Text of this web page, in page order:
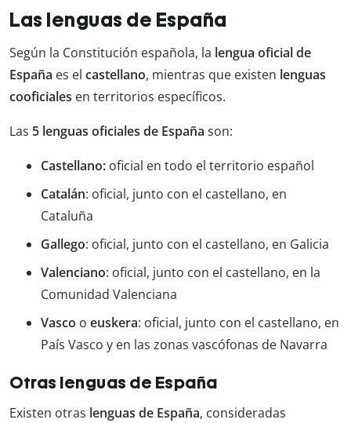
Las lenguas de España
Según la Constitución española, la lengua oficial de
España es el castellano, mientras que existen lenguas
cooficiales en territorios específicos.
Las 5 lenguas oficiales de España son:
Castellano: oficial en todo el territorio español
Catalán: oficial, junto con el castellano, en
Cataluña
Gallego: oficial, junto con el castellano, en Galicia
Valenciano: oficial, junto con el castellano, en la
Comunidad Valenciana
Vasco o euskera: oficial, junto con el castellano, en
País Vasco y en las zonas vascófonas de Navarra
Otras lenguas de España
Existen otras lenguas de España, consideradas